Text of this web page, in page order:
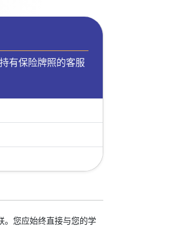
有保险牌照的客服
。您应始终直接与您的学